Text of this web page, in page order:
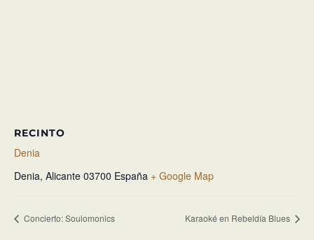
RECINTO
Denia
Denia, Alicante 03700 España + Google Map
Concierto: Soulomonics Karaoké en Rebeldía Blues